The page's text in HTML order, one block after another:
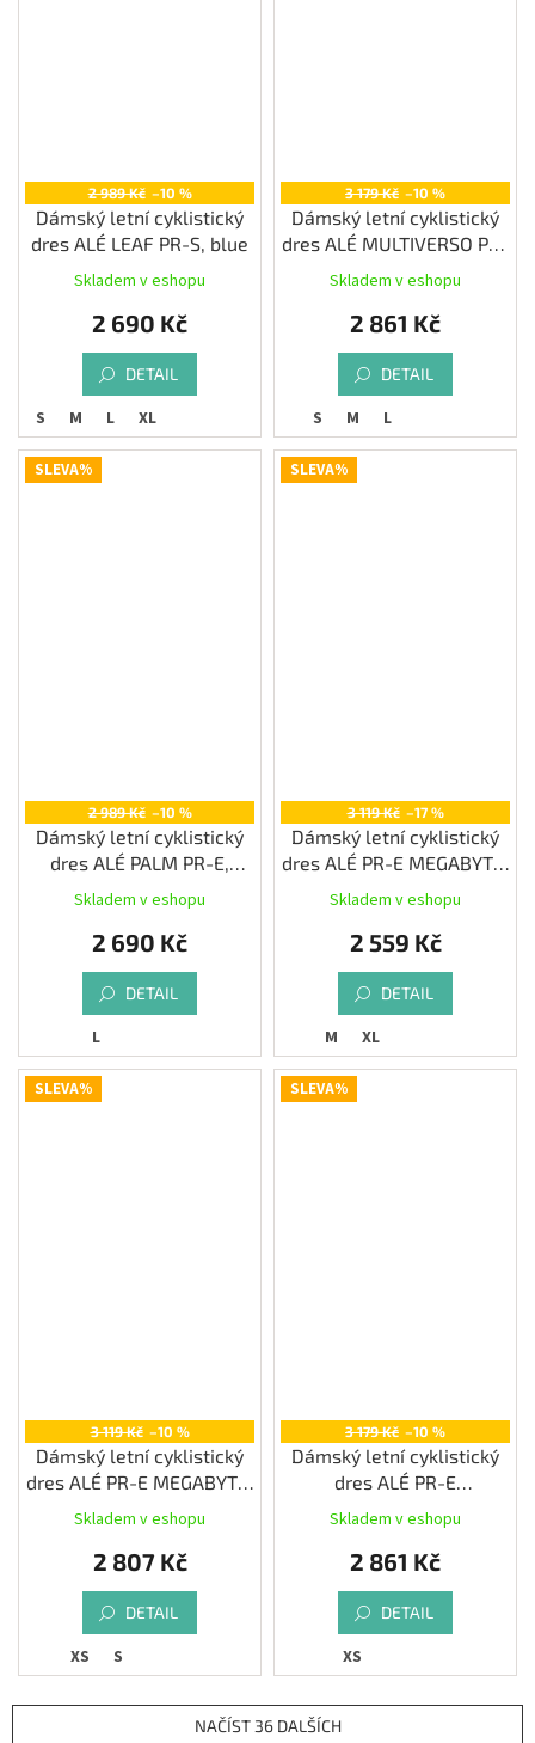
2 989 Kč –10 %
Dámský letní cyklistický
dres ALÉ LEAF PR-S, blue
Skladem v eshopu
2 690 Kč
DETAIL
S M L XL
3 179 Kč –10 %
Dámský letní cyklistický
dres ALÉ MULTIVERSO PR-
Skladem v eshopu
2 861 Kč
DETAIL
S M L
SLEVA%
2 989 Kč –10 %
Dámský letní cyklistický
dres ALÉ PALM PR-E,
cyclamen
Skladem v eshopu
2 690 Kč
DETAIL
L
SLEVA%
3 119 Kč –17 %
Dámský letní cyklistický
dres ALÉ PR-E MEGABYTE,
mint green
Skladem v eshopu
2 559 Kč
DETAIL
M XL
SLEVA%
3 119 Kč –10 %
Dámský letní cyklistický
dres ALÉ PR-E MEGABYTE,
Skladem v eshopu
2 807 Kč
DETAIL
XS S
SLEVA%
3 179 Kč –10 %
Dámský letní cyklistický
dres ALÉ PR-E
MULTIVERSO, black
Skladem v eshopu
2 861 Kč
DETAIL
XS
NAČÍST 36 DALŠÍCH